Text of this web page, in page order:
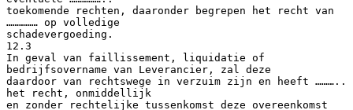
toekomende rechten, daaronder begrepen het recht van
…………… op volledige
schadevergoeding.
12.3
In geval van faillissement, liquidatie of
bedrijfsovername van Leverancier, zal deze
daardoor van rechtswege in verzuim zijn en heeft ………..
het recht, onmiddellijk
en zonder rechtelijke tussenkomst deze overeenkomst